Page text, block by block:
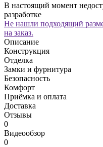
В настоящий момент
разработке
Не нашли подходящий
на заказ.
Описание
Конструкция
Отделка
Замки и фурнитура
Безопасность
Комфорт
Приёмка и оплата
Доставка
Отзывы
0
Видеообзор
0